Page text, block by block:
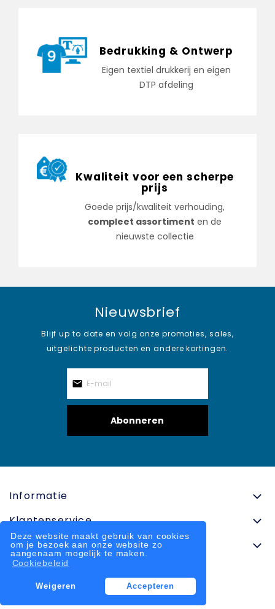
Deze website maakt gebruik van cookies
om je bezoek aan onze website zo
aangenaam mogelijk te maken.
Cookiebeleid
Weigeren Accepteren
Bedrukking & Ontwerp
Eigen textiel drukkerij en eigen
DTP afdeling
Kwaliteit voor een scherpe
prijs
Goede prijs/kwaliteit verhouding,
compleet assortiment en de
nieuwste collectie
Nieuwsbrief
Blijf up to date en volg onze promoties, sales,
uitgelichte producten en andere kortingen.
Abonneren
Informatie
Klantenservice
Contactinformatie
© 2025 onlinesportkleding.nl